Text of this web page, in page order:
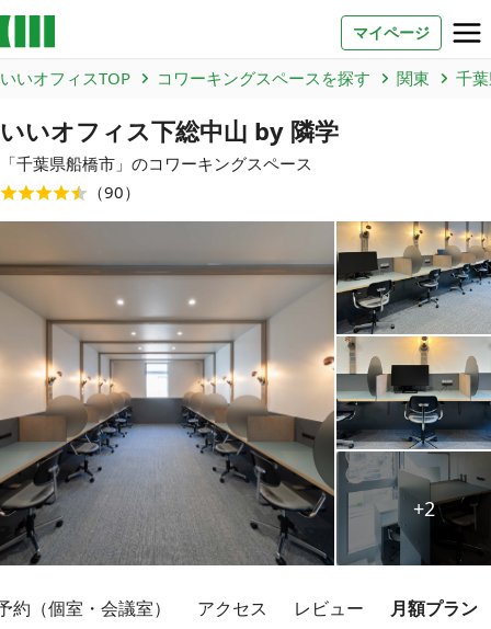
マイページ
よくあるご質問
法人での利用
店舗オーナー様へ
いいオフィス（コワーキングスペース）
FCオーナー募集
いい会議室（会議室専用スペース）
FCオーナー募集
コワーキング運営DXシステム
E Solution
トピックス
いいオフィスTOP コワーキングスペースを探す 関東 千
いいオフィス下総中山 by 隣学
「千葉県船橋市 」のコワーキングスペース
（90）
+2
約（個室・会議室） アクセス レビュー 月額プラン